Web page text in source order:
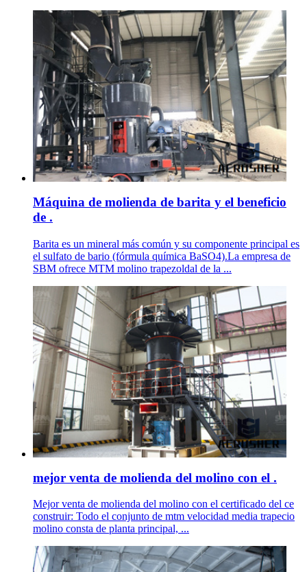
Máquina de molienda de barita y el beneficio
de .
Barita es un mineral más común y su componente principal es
el sulfato de bario (fórmula química BaSO4).La empresa de
SBM ofrece MTM molino trapezoldal de la ...
mejor venta de molienda del molino con el .
Mejor venta de molienda del molino con el certificado del ce
construir: Todo el conjunto de mtm velocidad media trapecio
molino consta de planta principal, ...